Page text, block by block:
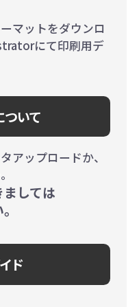
マットをダウンロ
にて印刷用デ
いて
アップロードか、
しては
ド